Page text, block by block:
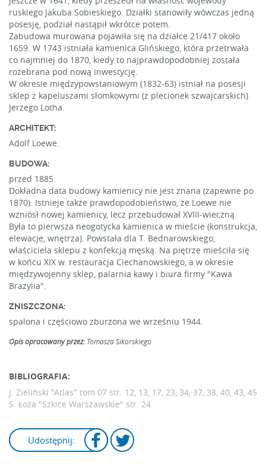
ruskiego Jakuba Sobieskiego. Działki stanowiły wówczas jedną
posesję, podział nastąpił wkrótce potem.
Zabudowa murowana pojawiła się na działce 21/417 około
1659. W 1743 istniała kamienica Glińskiego, która przetrwała
co najmniej do 1870, kiedy to najprawdopodobniej została
rozebrana pod nową inwestycję.
W okresie międzypowstaniowym (1832-63) istniał na posesji
sklep z kapeluszami słomkowymi (z plecionek szwajcarskich)
Jerzego Lotha.
ARCHITEKT:
Adolf Loewe.
BUDOWA:
przed 1885.
Dokładna data budowy kamienicy nie jest znana (zapewne po
1870). Istnieje także prawdopodobieństwo, że Loewe nie
wzniósł nowej kamienicy, lecz przebudował XVIII-wieczną.
Była to pierwsza neogotycka kamienica w mieście (konstrukcja,
elewacje, wnętrza). Powstała dla T. Bednarowskiego,
właściciela sklepu z konfekcją męską. Na piętrze mieściła się
w końcu XIX w. restauracja Ciechanowskiego, a w okresie
międzywojenny sklep, palarnia kawy i biura firmy "Kawa
Brazylia".
ZNISZCZONA:
spalona i częściowo zburzona we wrześniu 1944.
Opis opracowany przez: Tomasza Sikorskiego
BIBLIOGRAFIA:
J. Zieliński "Atlas" tom 07 str. 12, 13, 17, 23, 34, 37, 38, 40, 43, 45
S. Łoza "Szkice Warszawskie" str. 24
Udostępnij: